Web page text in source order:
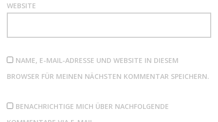
WEBSITE
NAME, E-MAIL-ADRESSE UND WEBSITE IN DIESEM
BROWSER FÜR MEINEN NÄCHSTEN KOMMENTAR SPEICHERN.
BENACHRICHTIGE MICH ÜBER NACHFOLGENDE